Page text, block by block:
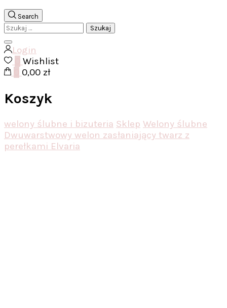
Search
Szukaj:
Login
Wishlist
0,00 zł
Koszyk
welony ślubne i bizuteria Sklep Welony ślubne
Dwuwarstwowy welon zasłaniający twarz z
perełkami Elvaria